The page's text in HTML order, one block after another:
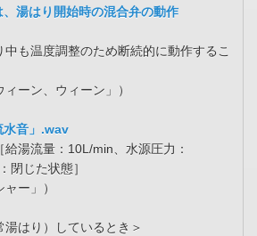
湯はり開始時の混合弁の動作
温度調整のため断続的に動作するこ
ン、ウィーン」）
音」.wav
流量：10L/min、水源圧力：
閉じた状態］
ー」）
湯はり）しているとき＞